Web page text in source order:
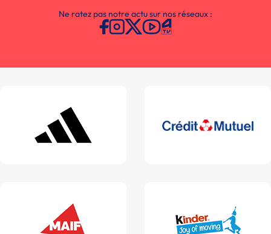
Ne ratez pas notre actu sur nos réseaux :